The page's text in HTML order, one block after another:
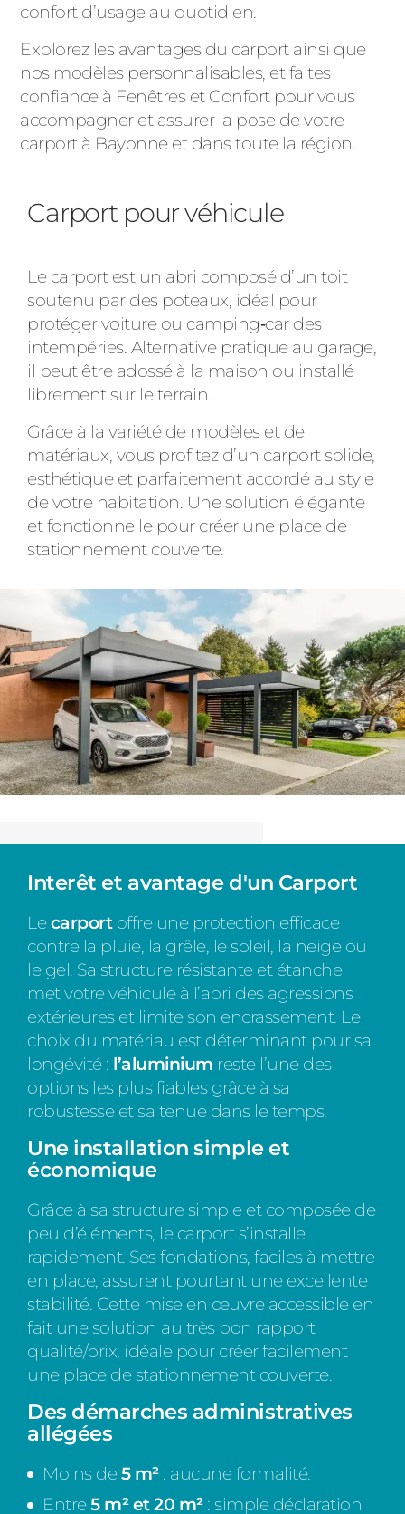
confort d’usage au quotidien.
Explorez les avantages du carport ainsi que
nos modèles personnalisables, et faites
confiance à Fenêtres et Confort pour vous
accompagner et assurer la pose de votre
carport à Bayonne et dans toute la région.
Carport pour véhicule
Le carport est un abri composé d’un toit
soutenu par des poteaux, idéal pour
protéger voiture ou camping‑car des
intempéries. Alternative pratique au garage,
il peut être adossé à la maison ou installé
librement sur le terrain.
Grâce à la variété de modèles et de
matériaux, vous profitez d’un carport solide,
esthétique et parfaitement accordé au style
de votre habitation. Une solution élégante
et fonctionnelle pour créer une place de
stationnement couverte.
Interêt et avantage d'un Carport
Lecarport offre une protection efficace
contre la pluie, la grêle, le soleil, la neige ou
le gel. Sa structure résistante et étanche
met votre véhicule à l’abri des agressions
extérieures et limite son encrassement. Le
choix du matériau est déterminant pour sa
longévité : l’aluminium reste l’une des
options les plus fiables grâce à sa
robustesse et sa tenue dans le temps.
Une installation simple et
économique
Grâce à sa structure simple et composée de
peu d’éléments, le carport s’installe
rapidement. Ses fondations, faciles à mettre
en place, assurent pourtant une excellente
stabilité. Cette mise en œuvre accessible en
fait une solution au très bon rapport
qualité/prix, idéale pour créer facilement
une place de stationnement couverte.
Des démarches administratives
allégées
Moins de5 m²: aucune formalité.
Entre5 m² et 20 m²: simple déclaration